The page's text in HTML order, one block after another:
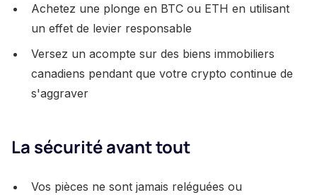
Achetez une plonge en BTC ou ETH en utilisant
un effet de levier responsable
Versez un acompte sur des biens immobiliers
canadiens pendant que votre crypto continue de
s'aggraver
La sécurité avant tout
Vos pièces ne sont jamais reléguées ou